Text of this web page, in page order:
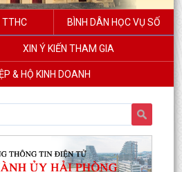
TTHC BÌNH DÂN HỌC VỤ SỐ
XIN Ý KIẾN THAM GIA
& HỘ KINH DOANH